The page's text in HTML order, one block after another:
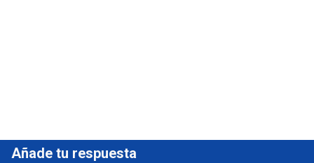
Añade tu respuesta